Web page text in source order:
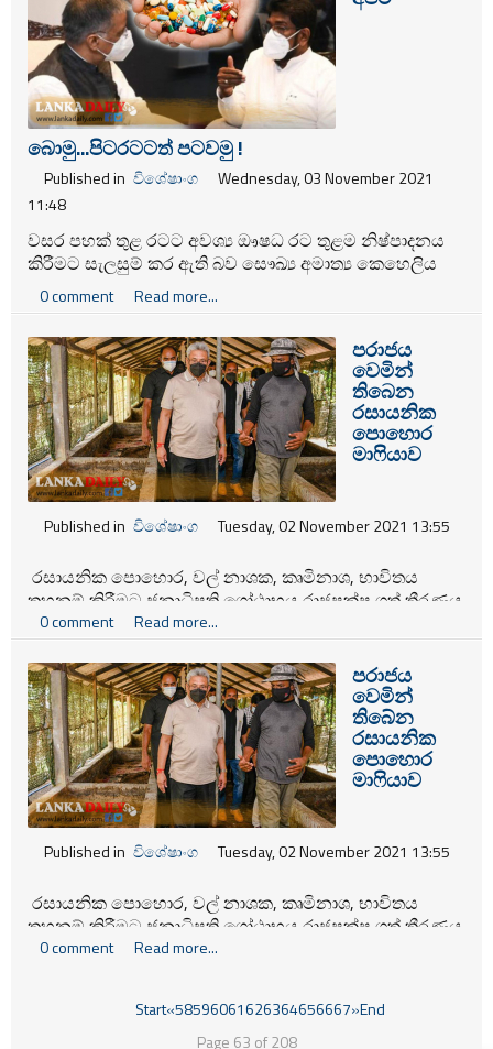
බොමු...පිටරටටත් පටවමු !
Published in විශේෂාංග
Wednesday, 03 November 2021
11:48
වසර පහක් තුළ රටට අවශ්‍ය ඖෂධ රට තුළම නිෂ්පාදනය
කිරීමට සැලසුම් කර ඇති බව සෞඛ්‍ය අමාත්‍ය කෙහෙලිය
රඹුක්වැල්ල මහතා ශ්‍රී ලංකාවේ ඉන්දීය මහ කොමසාරිස්
ගෝපාල් බාග්ලේ මහතා සෞඛ්‍ය අමාත්‍යංශයේ දී හමුවු
අවස්ථාවේදී පවසා තිබෙනවා.
0 comment Read more...
පරාජය
වෙමින්
තිබෙන
රසායනික
පොහොර
මා‍ෆියාව
Published in විශේෂාංග Tuesday, 02 November 2021 13:55
රසායනික පොහොර, වල් නාශක, කෘමිනාශ, භාවිතය
තහනම් කිරීමට ජනාධිපති ගෝඨාභය රාජපක්ෂ ගත් තීරණය
අභියෝගයට ලක් කිරීමට රසායනික කෘෂි මා‍ෆියාකරුවන්
ගත් තීරණය මේ වන විට බරපතල පරාජයකට ලක්වෙමින්
තිබෙන බව පෙනෙන්නට තිබේ.
0 comment Read more...
පරාජය
වෙමින්
තිබේන
රසායනික
පොහොර
මා‍ෆියාව
Published in විශේෂාංග Tuesday, 02 November 2021 13:55
රසායනික පොහොර, වල් නාශක, කෘමිනාශ, භාවිතය
තහනම් කිරීමට ජනාධිපති ගෝඨාභය රාජපක්ෂ ගත් තීරණය
අභියෝගයට ලක් කිරීමට රසායනික කෘෂි මා‍ෆියාකරුවන්
0 comment Read more...
Start«58596061626364656667»End
Page 63 of 208